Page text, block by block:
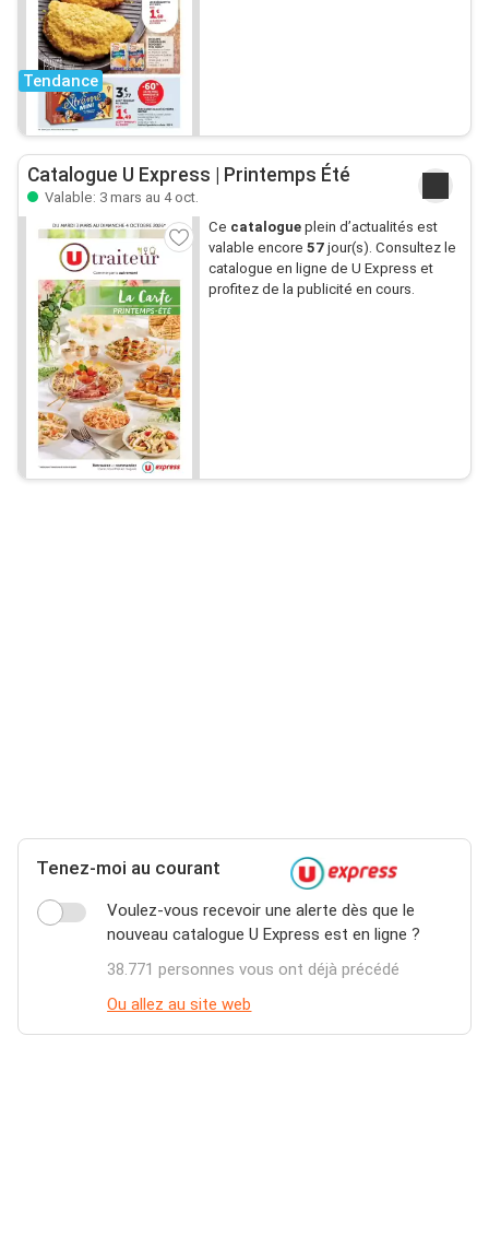
Tendance
Catalogue U Express | Printemps Été
Valable: 3 mars au 4 oct.
Ce catalogueplein d’actualités est
valable encore 57jour(s). Consultez le
catalogue en ligne de U Express et
profitez de la publicité en cours.
Tenez-moi au courant
Voulez-vous recevoir une alerte dès que le
nouveau catalogue U Express est en ligne ?
38.771 personnes vous ont déjà précédé
Ou allez au site web